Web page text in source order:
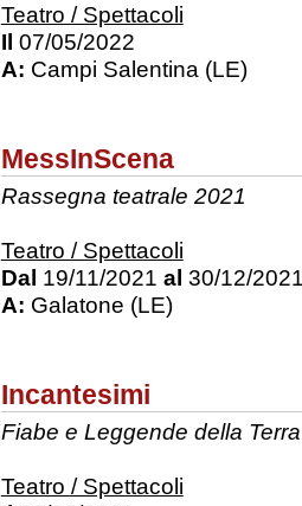
Teatro / Spettacoli
Il 07/05/2022
A: Campi Salentina (LE)
MessInScena
Rassegna teatrale 2021
Teatro / Spettacoli
Dal 19/11/2021 al 30/12/
A: Galatone (LE)
Incantesimi
Fiabe e Leggende della Terra
Teatro / Spettacoli